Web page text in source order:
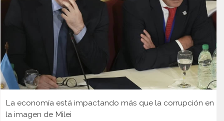
La economía está impactando más que la corrupción en
la imagen de Milei